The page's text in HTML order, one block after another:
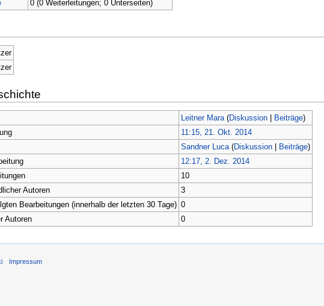
0 (0 Weiterleitungen; 0 Unterseiten)
Leitner Mara (Diskussion| Beiträge)
11:15, 21. Okt. 2014
Sandner Luca (Diskussion| Beiträge)
12:17, 2. Dez. 2014
10
Autoren
3
Bearbeitungen (innerhalb der letzten 30 Tage) 0
Autoren
0
Impressum